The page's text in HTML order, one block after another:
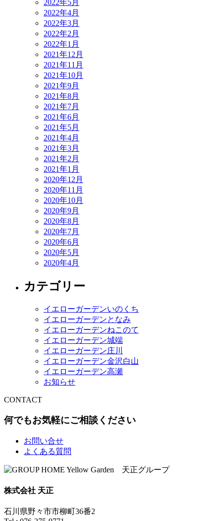
2022年5月
2022年4月
2022年3月
2022年2月
2022年1月
2021年12月
2021年11月
2021年10月
2021年9月
2021年8月
2021年7月
2021年6月
2021年5月
2021年4月
2021年3月
2021年2月
2021年1月
2020年12月
2020年11月
2020年10月
2020年9月
2020年8月
2020年7月
2020年6月
2020年5月
2020年4月
カテゴリー
イエローガーデンいのくち
イエローガーデンとなみ
イエローガーデンねこのて
イエローガーデン城端
イエローガーデン庄川
イエローガーデン金沢白山
イエローガーデン高瀬
お知らせ
CONTACT
何でもお気軽にご相談ください
お問い合せ
よくある質問
株式会社 天正
石川県野々市市柳町36番2